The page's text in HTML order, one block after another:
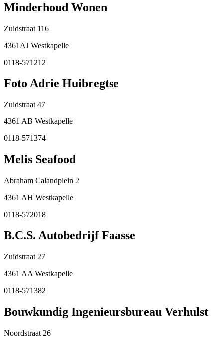
Minderhoud Wonen
Zuidstraat 116
4361AJ Westkapelle
0118-571212
Foto Adrie Huibregtse
Zuidstraat 47
4361 AB Westkapelle
0118-571374
Melis Seafood
Abraham Calandplein 2
4361 AH Westkapelle
0118-572018
B.C.S. Autobedrijf Faasse
Zuidstraat 27
4361 AA Westkapelle
0118-571382
Bouwkundig Ingenieursbureau Verhulst
Noordstraat 26